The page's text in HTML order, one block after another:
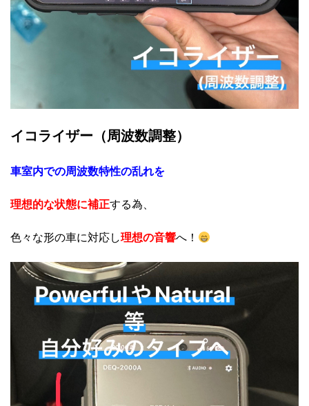
イコライザー（周波数調整）
車室内での周波数特性の乱れを
理想的な状態に補正する為、
色々な形の車に対応し理想の音響へ！